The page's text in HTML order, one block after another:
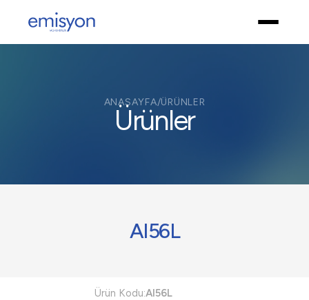
ANASAYFA/ÜRÜNLER
Ürünler
AI56L
Ürün Kodu:AI56L